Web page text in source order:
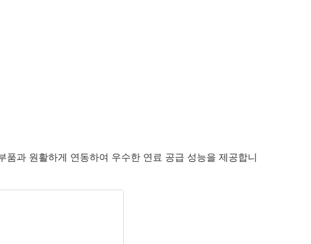
과 원활하게 연동하여 우수한 연료 공급 성능을 제공합니